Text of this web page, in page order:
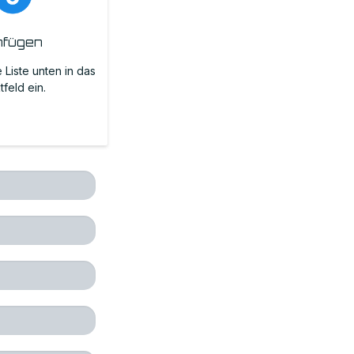
Liste unten in das
ein.